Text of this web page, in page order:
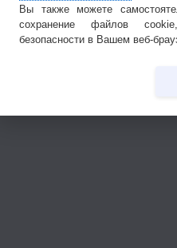
Вы также можете
сохранение файлов
безопасности в Вашем веб-